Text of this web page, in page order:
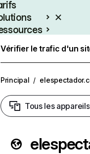
Vérifier le trafic d'un
Principal /
Tous les appareils